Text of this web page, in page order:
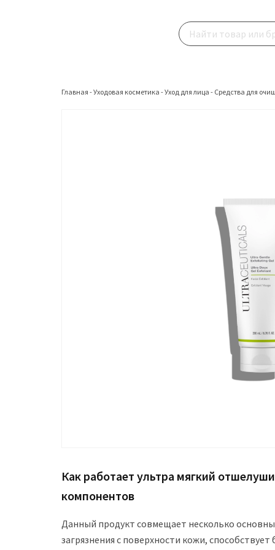
Главная -Уходовая косметика -Уход для лица - Средства для
Как работает ультра мягкий
компонентов
Данный продукт совмещает несколько
загрязнения с поверхности кожи,